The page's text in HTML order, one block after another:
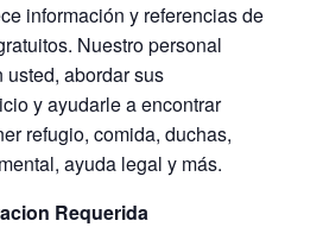
información y referencias de
Nuestro personal
abordar sus
y ayudarle a encontrar
refugio, comida, duchas,
ayuda legal y más.
Requerida